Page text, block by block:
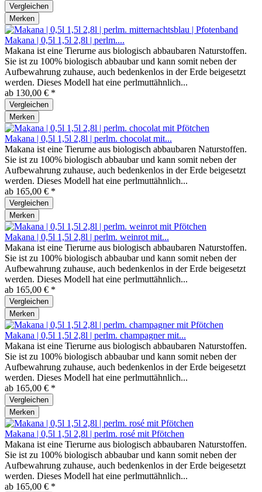
Vergleichen
Merken
Makana | 0,5l 1,5l 2,8l | perlm....
Makana ist eine Tierurne aus biologisch abbaubaren Naturstoffen.
Sie ist zu 100% biologisch abbaubar und kann somit neben der
Aufbewahrung zuhause, auch bedenkenlos in der Erde beigesetzt
werden. Dieses Modell hat eine perlmuttähnlich...
ab 130,00 € *
Vergleichen
Merken
Makana | 0,5l 1,5l 2,8l | perlm. chocolat mit...
Makana ist eine Tierurne aus biologisch abbaubaren Naturstoffen.
Sie ist zu 100% biologisch abbaubar und kann somit neben der
Aufbewahrung zuhause, auch bedenkenlos in der Erde beigesetzt
werden. Dieses Modell hat eine perlmuttähnlich...
ab 165,00 € *
Vergleichen
Merken
Makana | 0,5l 1,5l 2,8l | perlm. weinrot mit...
Makana ist eine Tierurne aus biologisch abbaubaren Naturstoffen.
Sie ist zu 100% biologisch abbaubar und kann somit neben der
Aufbewahrung zuhause, auch bedenkenlos in der Erde beigesetzt
werden. Dieses Modell hat eine perlmuttähnlich...
ab 165,00 € *
Vergleichen
Merken
Makana | 0,5l 1,5l 2,8l | perlm. champagner mit...
Makana ist eine Tierurne aus biologisch abbaubaren Naturstoffen.
Sie ist zu 100% biologisch abbaubar und kann somit neben der
Aufbewahrung zuhause, auch bedenkenlos in der Erde beigesetzt
werden. Dieses Modell hat eine perlmuttähnlich...
ab 165,00 € *
Vergleichen
Merken
Makana | 0,5l 1,5l 2,8l | perlm. rosé mit Pfötchen
Makana ist eine Tierurne aus biologisch abbaubaren Naturstoffen.
Sie ist zu 100% biologisch abbaubar und kann somit neben der
Aufbewahrung zuhause, auch bedenkenlos in der Erde beigesetzt
werden. Dieses Modell hat eine perlmuttähnlich...
ab 165,00 € *